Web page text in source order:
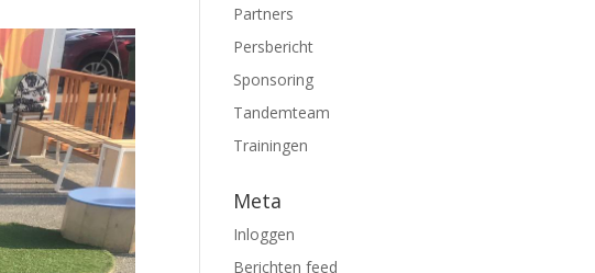
Partners
Persbericht
Sponsoring
Tandemteam
Trainingen
Meta
Inloggen
Berichten feed